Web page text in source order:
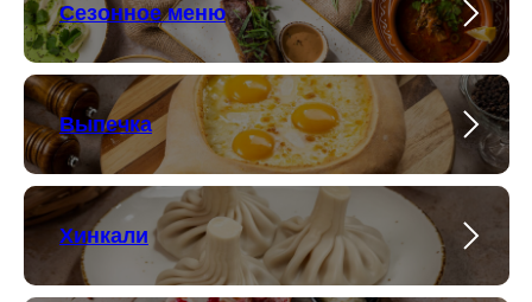
Сезонное меню
Выпечка
Хинкали